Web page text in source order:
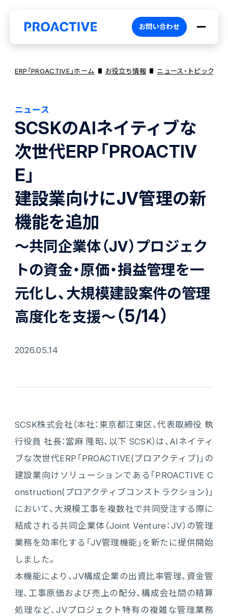
PROACTIVEとは
特長・選ばれる理由
ブランドコア
PROACTIVE AI
ATWILL Platform
プロダクト
機能
会計
財務会計
債権管理
リース資産管理
経費
CO₂排出量算定
「CO×COカルテ（ココカルテ）」
人事・給与
人事
給与
個人番号管理
オファリング
業務特化型オファリング
会計 PROACTIVE Finance
人事・給与 PROACTIVE People
販売管理 PROACTIVE Sales
生産管理
卸売・商社 PROACTIVE Wholesale & Trade
素材・素材加工
電機・機械 PROACTIVE Electrical Machinery
建設 PROACTIVE Construction
経営課題別オファリング
お役立ち情報
資料ダウンロード
よくあるご質問
製品関連動画
お問い合わせ
ERP「PROACTIVE」ホーム お役立ち情報 ニュース・トピックス
ニュース
SCSKのAIネイティブな
次世代ERP「PROACTIV
E」
建設業向けにJV管理の新
機能を追加
～共同企業体（JV）プロジェク
トの資金・原価・損益管理を一
元化し、大規模建設案件の管理
高度化を支援～（5/14）
2026.05.14
SCSK株式会社（本社：東京都江東区、代表取締役 執
行役員 社長：當麻 隆昭、以下 SCSK）は、AIネイティ
ブな次世代ERP「PROACTIVE(プロアクティブ)」の
建設業向けソリューションである「PROACTIVE C
onstruction(プロアクティブコンストラクション)」
において、大規模工事を複数社で共同受注する際に
結成される共同企業体（Joint Venture：JV）の管理
業務を効率化する「JV管理機能」を新たに提供開始
しました。
本機能により、JV構成企業の出資比率管理、資金管
理、工事原価および売上の配分、構成会社間の精算
処理など、JVプロジェクト特有の複雑な管理業務